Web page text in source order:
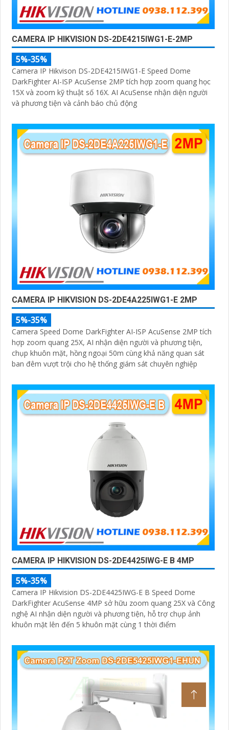
CAMERA IP HIKVISION DS-2DE4215IWG1-E-2MP
5%-35%
Camera IP Hikvison DS-2DE4215IWG1-E Speed Dome
DarkFighter AI-ISP AcuSense 2MP tích hợp zoom quang học
15X và zoom kỹ thuật số 16X. AI AcuSense nhận diện người
và phương tiện và cảnh báo chủ động
CAMERA IP HIKVISION DS-2DE4A225IWG1-E 2MP
5%-35%
Camera Speed Dome DarkFighter AI-ISP AcuSense 2MP tích
hợp zoom quang 25X, AI nhận diện người và phương tiện,
chụp khuôn mặt, hồng ngoại 50m cùng khả năng quan sát
ban đêm vượt trội cho hệ thống giám sát chuyên nghiệp
CAMERA IP HIKVISION DS-2DE4425IWG-E B 4MP
5%-35%
Camera IP Hikvision DS-2DE4425IWG-E B Speed Dome
DarkFighter AcuSense 4MP sở hữu zoom quang 25X và Công
nghệ AI nhận diện người và phương tiện, hỗ trợ chụp ảnh
khuôn mặt lên đến 5 khuôn mặt cùng 1 thời điểm